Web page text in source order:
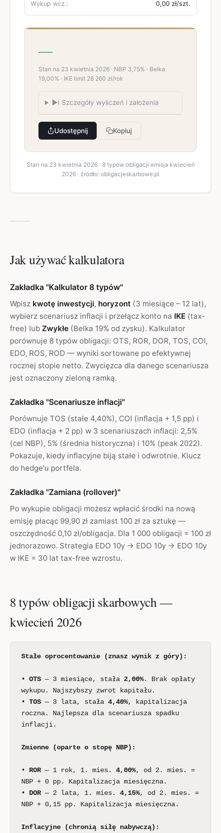
Wykup wcz.: 0,00 zł/szt.
—
Stan na 23 kwietnia 2026 · NBP 3,75% · Belka
19,00% · IKE limit 28 260 zł/rok
▶ℹ️ Szczegóły wyliczeń i założenia
Udostępnij Kopiuj
Stan na 23 kwietnia 2026 · 8 typów obligacji emisja kwiecień
2026 · źródło: obligacjeskarbowe.pl
Jak używać kalkulatora
Zakładka "Kalkulator 8 typów"
Wpisz kwotę inwestycji, horyzont (3 miesiące – 12 lat),
wybierz scenariusz inflacji i przełącz konto na IKE (tax-
free) lub Zwykłe (Belka 19% od zysku). Kalkulator
porównuje 8 typów obligacji: OTS, ROR, DOR, TOS, COI,
EDO, ROS, ROD — wyniki sortowane po efektywnej
rocznej stopie netto. Zwycięzca dla danego scenariusza
jest oznaczony zieloną ramką.
Zakładka "Scenariusze inflacji"
Porównuje TOS (stałe 4,40%), COI (inflacja + 1,5 pp) i
EDO (inflacja + 2 pp) w 3 scenariuszach inflacji: 2,5%
(cel NBP), 5% (średnia historyczna) i 10% (peak 2022).
Pokazuje, kiedy inflacyjne biją stałe i odwrotnie. Klucz
do hedge'u portfela.
Zakładka "Zamiana (rollover)"
Po wykupie obligacji możesz wpłacić środki na nową
emisję płacąc 99,90 zł zamiast 100 zł za sztukę —
oszczędność 0,10 zł/obligacja. Dla 1 000 obligacji = 100 zł
jednorazowo. Strategia EDO 10y → EDO 10y → EDO 10y
w IKE = 30 lat tax-free wzrostu.
8 typów obligacji skarbowych —
kwiecień 2026
Stałe oprocentowanie (znasz wynik z góry):
• OTS — 3 miesiące, stała 2,00%. Brak opłaty
wykupu. Najszybszy zwrot kapitału.
• TOS — 3 lata, stała 4,40%, kapitalizacja
roczna. Najlepsza dla scenariusza spadku
inflacji.
Zmienne (oparte o stopę NBP):
• ROR— 1 rok, 1. mies. 4,00%, od 2. mies. =
NBP + 0 pp. Kapitalizacja miesięczna.
• DOR— 2 lata, 1. mies. 4,15%, od 2. mies. =
NBP + 0,15 pp. Kapitalizacja miesięczna.
Inflacyjne (chronią siłę nabywczą):